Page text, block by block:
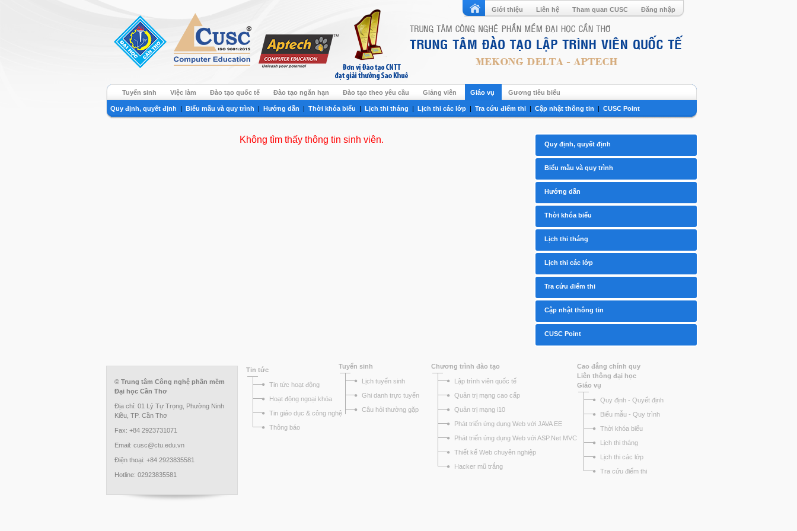
Giới thiệu Liên hệ Tham quan CUSC Đăng nhập
Tuyển sinh Việc làm Đào tạo quốc tế Đào tạo ngắn hạn Đào tạo theo yêu cầu Giảng viên Giáo vụ Gương tiêu biểu
Quy định, quyết định | Biểu mẫu và quy trình | Hướng dẫn | Thời khóa biểu | Lịch thi tháng | Lịch thi các lớp | Tra cứu điểm thi | Cập nhật thông tin | CUSC Point
Không tìm thấy thông tin sinh viên. Quy định, quyết định
Biểu mẫu và quy trình
Hướng dẫn
Thời khóa biểu
Lịch thi tháng
Lịch thi các lớp
Tra cứu điểm thi
Cập nhật thông tin
CUSC Point
© Trung tâm Công nghệ phần mềm
Đại học Cần Thơ
Địa chỉ: 01 Lý Tự Trọng, Phường Ninh
Kiều, TP. Cần Thơ
Fax: +84 2923731071
Email: cusc@ctu.edu.vn
Điện thoại: +84 2923835581
Hotline: 02923835581
Tin tức
Tin tức hoạt động
Hoạt động ngoại khóa
Tin giáo dục & công nghệ
Thông báo
Tuyển sinh
Lịch tuyển sinh
Ghi danh trực tuyến
Câu hỏi thường gặp
Chương trình đào tạo
Lập trình viên quốc tế
Quản trị mạng cao cấp
Quản trị mạng i10
Phát triển ứng dụng Web với JAVA EE
Phát triển ứng dụng Web với ASP.Net MVC
Thiết kế Web chuyên nghiệp
Hacker mũ trắng
Cao đẳng chính quy
Liên thông đại học
Giáo vụ
Quy định - Quyết định
Biểu mẫu - Quy trình
Thời khóa biểu
Lịch thi tháng
Lịch thi các lớp
Tra cứu điểm thi